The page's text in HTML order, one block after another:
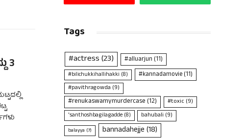
3
Tags
#actress(23) #alluarjun(11)
#bilichukkihallihakki (8) #kannadamovie(11)
#pavithragowda (9)
#renukaswamymurdercase(12) #toxic(9)
'santhoshbagilagadde (8) bahubali (9)
balayya (7) bannadahejje(18)